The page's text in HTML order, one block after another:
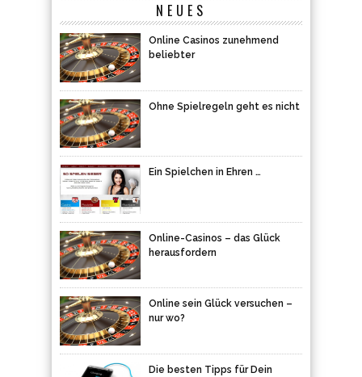
NEUES
Online Casinos zunehmend
beliebter
Ohne Spielregeln geht es nicht
Ein Spielchen in Ehren …
Online-Casinos – das Glück
herausfordern
Online sein Glück versuchen –
nur wo?
Die besten Tipps für Dein